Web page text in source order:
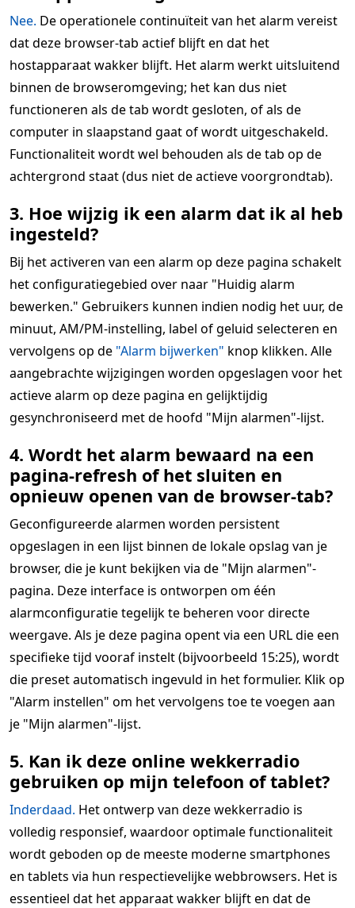
Nee. De operationele continuïteit van het alarm vereist
dat deze browser-tab actief blijft en dat het
hostapparaat wakker blijft. Het alarm werkt uitsluitend
binnen de browseromgeving; het kan dus niet
functioneren als de tab wordt gesloten, of als de
computer in slaapstand gaat of wordt uitgeschakeld.
Functionaliteit wordt wel behouden als de tab op de
achtergrond staat (dus niet de actieve voorgrondtab).
3. Hoe wijzig ik een alarm dat ik al heb
ingesteld?
Bij het activeren van een alarm op deze pagina schakelt
het configuratiegebied over naar "Huidig alarm
bewerken." Gebruikers kunnen indien nodig het uur, de
minuut, AM/PM-instelling, label of geluid selecteren en
vervolgens op de "Alarm bijwerken" knop klikken. Alle
aangebrachte wijzigingen worden opgeslagen voor het
actieve alarm op deze pagina en gelijktijdig
gesynchroniseerd met de hoofd "Mijn alarmen"-lijst.
4. Wordt het alarm bewaard na een
pagina-refresh of het sluiten en
opnieuw openen van de browser-tab?
Geconfigureerde alarmen worden persistent
opgeslagen in een lijst binnen de lokale opslag van je
browser, die je kunt bekijken via de "Mijn alarmen"-
pagina. Deze interface is ontworpen om één
alarmconfiguratie tegelijk te beheren voor directe
weergave. Als je deze pagina opent via een URL die een
specifieke tijd vooraf instelt (bijvoorbeeld 15:25), wordt
die preset automatisch ingevuld in het formulier. Klik op
"Alarm instellen" om het vervolgens toe te voegen aan
je "Mijn alarmen"-lijst.
5. Kan ik deze online wekkerradio
gebruiken op mijn telefoon of tablet?
Inderdaad. Het ontwerp van deze wekkerradio is
volledig responsief, waardoor optimale functionaliteit
wordt geboden op de meeste moderne smartphones
en tablets via hun respectievelijke webbrowsers. Het is
essentieel dat het apparaat wakker blijft en dat de